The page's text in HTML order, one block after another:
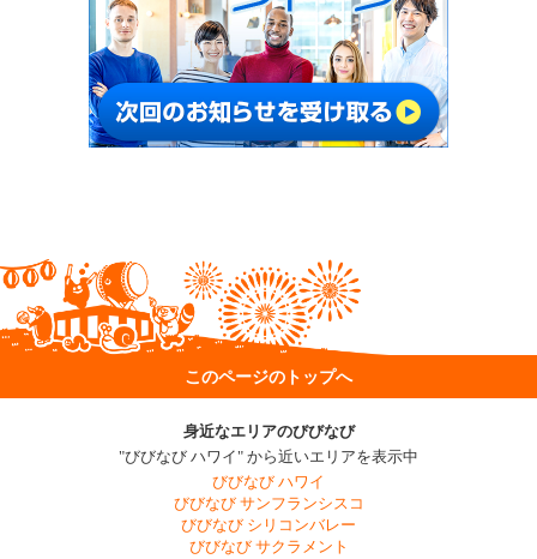
このページのトップへ
身近なエリアのびびなび
"びびなび ハワイ" から近いエリアを表示中
びびなび ハワイ
びびなび サンフランシスコ
びびなび シリコンバレー
びびなび サクラメント